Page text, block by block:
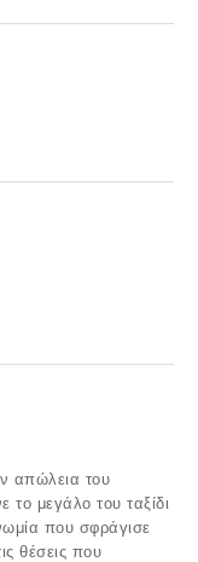
απώλεια του
μεγάλο του ταξίδι
που σφράγισε
θέσεις που